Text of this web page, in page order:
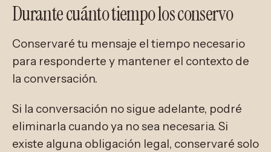
Durante cuánto tiempo los conservo
Conservaré tu mensaje el tiempo necesario
para responderte y mantener el contexto de
la conversación.
Si la conversación no sigue adelante, podré
eliminarla cuando ya no sea necesaria. Si
existe alguna obligación legal, conservaré solo